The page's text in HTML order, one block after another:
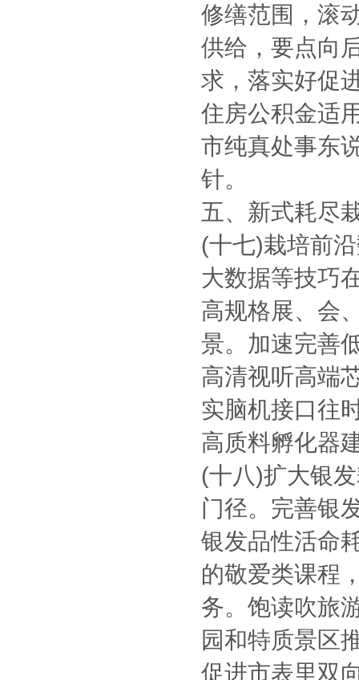
修缮范围，滚
供给，要点向
求，落实好促
住房公积金适
市纯真处事东
针。
五、新式耗尽
(十七)栽培前
大数据等技巧
高规格展、会
景。加速完善
高清视听高端
实脑机接口往
高质料孵化器
(十八)扩大银
门径。完善银
银发品性活命
的敬爱类课程
务。饱读吹旅
园和特质景区
促进市表里双